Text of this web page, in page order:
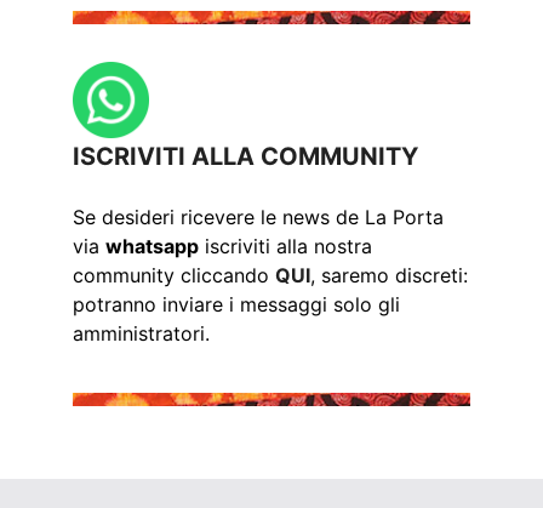
ISCRIVITI ALLA COMMUNITY
Se desideri ricevere le news de La Porta
via whatsapp iscriviti alla nostra
community cliccando QUI, saremo discreti:
potranno inviare i messaggi solo gli
amministratori.